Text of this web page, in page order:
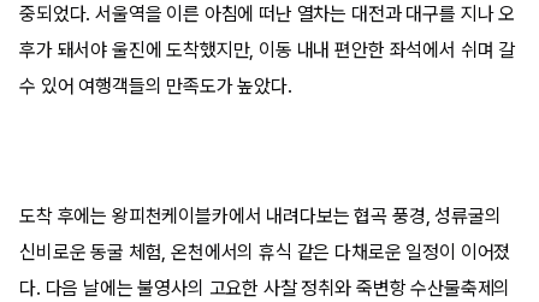
중되었다. 서울역을 이른 아침에 떠난 열차는 대전과 대구를 지나 오
후가 돼서야 울진에 도착했지만, 이동 내내 편안한 좌석에서 쉬며 갈
수 있어 여행객들의 만족도가 높았다.
도착 후에는 왕피천케이블카에서 내려다보는 협곡 풍경, 성류굴의
신비로운 동굴 체험, 온천에서의 휴식 같은 다채로운 일정이 이어졌
다. 다음 날에는 불영사의 고요한 사찰 정취와 죽변항 수산물축제의